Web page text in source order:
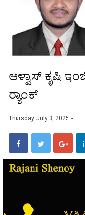
ಆಳ್ವಾಸ್ ಕೃಷಿ
ರ‍್ಯಾಂಕ್
Thursday, July 3, 2025